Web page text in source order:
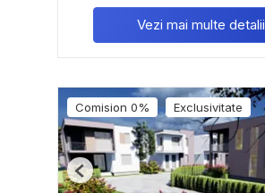
Vezi mai multe detalii
Comision 0% Exclusivitate
Previous